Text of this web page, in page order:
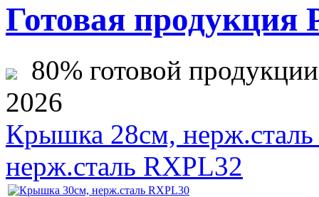
Готовая продукция
80% готовой
2026
Крышка 28см,
нерж.сталь RXPL32